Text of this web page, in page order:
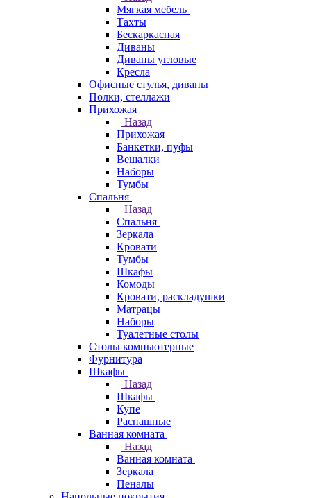
Мягкая мебель
Тахты
Бескаркасная
Диваны
Диваны угловые
Кресла
Офисные стулья, диваны
Полки, стеллажи
Прихожая
Назад
Прихожая
Банкетки, пуфы
Вешалки
Наборы
Тумбы
Спальня
Назад
Спальня
Зеркала
Кровати
Тумбы
Шкафы
Комоды
Кровати, раскладушки
Матрацы
Наборы
Туалетные столы
Столы компьютерные
Фурнитура
Шкафы
Назад
Шкафы
Купе
Распашные
Ванная комната
Назад
Ванная комната
Зеркала
Пеналы